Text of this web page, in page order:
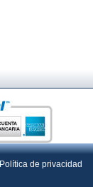
Política de privacidad